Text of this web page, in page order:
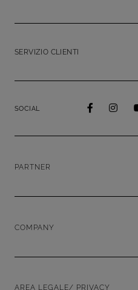
SERVIZIO CLIENTI
SOCIAL
PARTNER
COMPANY
AREA LEGALE/ PRIVACY